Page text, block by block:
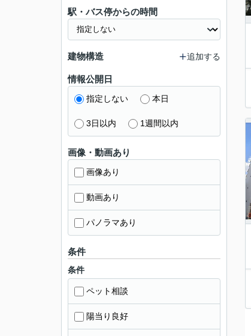
駅・バス停からの時間
建物構造 追加する
情報公開日
指定しない 本日
3日以内 1週間以内
画像・動画あり
画像あり
動画あり
パノラマあり
条件
条件
ペット相談
陽当り良好